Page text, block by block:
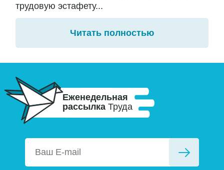
трудовую эстафету...
Читать полностью
Еженедельная
рассылка Труда